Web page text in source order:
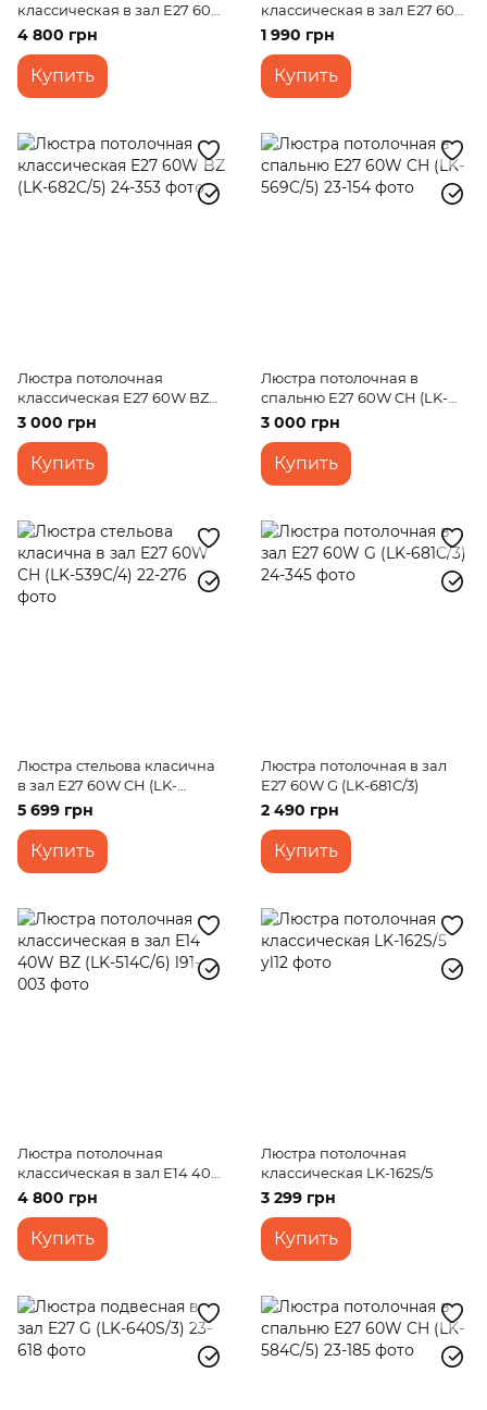
классическая в зал E27 60W
CH (LK-558C/6)
4 800 грн
Купить
классическая в зал E27 60W
WH (LK-572C/3)
1 990 грн
Купить
Люстра потолочная
классическая E27 60W BZ
(LK-682C/5)
3 000 грн
Купить
Люстра потолочная в
спальню E27 60W CH (LK-
569C/5)
3 000 грн
Купить
Люстра стельова класична
в зал E27 60W CH (LK-
539C/4)
5 699 грн
Купить
Люстра потолочная в зал
E27 60W G (LK-681C/3)
2 490 грн
Купить
Люстра потолочная
классическая в зал E14 40W
BZ (LK-514C/6)
4 800 грн
Купить
Люстра потолочная
классическая LK-162S/5
3 299 грн
Купить